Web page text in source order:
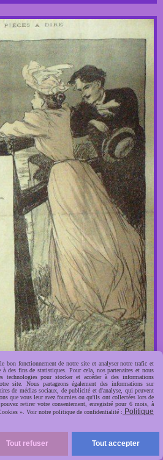
falaise illustration Steinlen 1892
4,50€
bon fonctionnement de notre site et analyser notre trafic et
des fins de statistiques. Pour cela, nos partenaires et nous
technologies pour stocker et accéder à des informations
site. Nous partageons également des informations sur
de médias sociaux, de publicité et d'analyse, qui peuvent
que vous leur avez fournies ou qu'ils ont collectées lors de
retirer votre consentement, enregistré pour 6 mois, à
». Voir notre politique de confidentialité : Politique
Tout refuser Tout accepter